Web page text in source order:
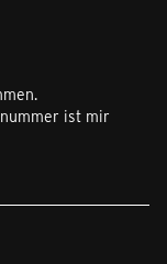
ist mir